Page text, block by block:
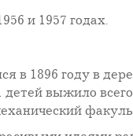
и 1957 годах.
в 1896 году в
детей выжило